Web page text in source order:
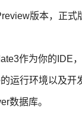
版本，正式
作为你的IDE，
运行环境以及开
数据库。